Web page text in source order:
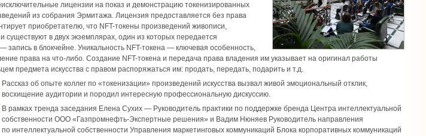
лицензии на показ и демонстрацию токенизированных
из собрания Эрмитажа. Лицензия предоставляется без права
приобретателю, что NFT-токены произведений живописи,
в двух экземплярах, один из которых передается
в блокчейне. Уникальность NFT-токена — ключевая особенность,
права на что-либо. Создание NFT-токена и передача права владения им указывает на оригинал работы
предмета искусства с правом распоряжаться им: продать, передать, подарить и т.д.
Рассказ об опыте коллег по «токенизации» произведений искусства вызвал живой эмоциональный отклик,
восхищение аудитории и породил интересную профессиональную дискуссию.
В рамках тренда заседания Елена Сухих — Руководитель практики по поддержке бренда Центра интеллектуальной
собственности ООО «Газпромнефть-Экспертные решения» и Вадим Нюняев Руководитель направления
по интеллектуальной собственности Управления маркетинговых коммуникаций Блока корпоративных коммуникаций